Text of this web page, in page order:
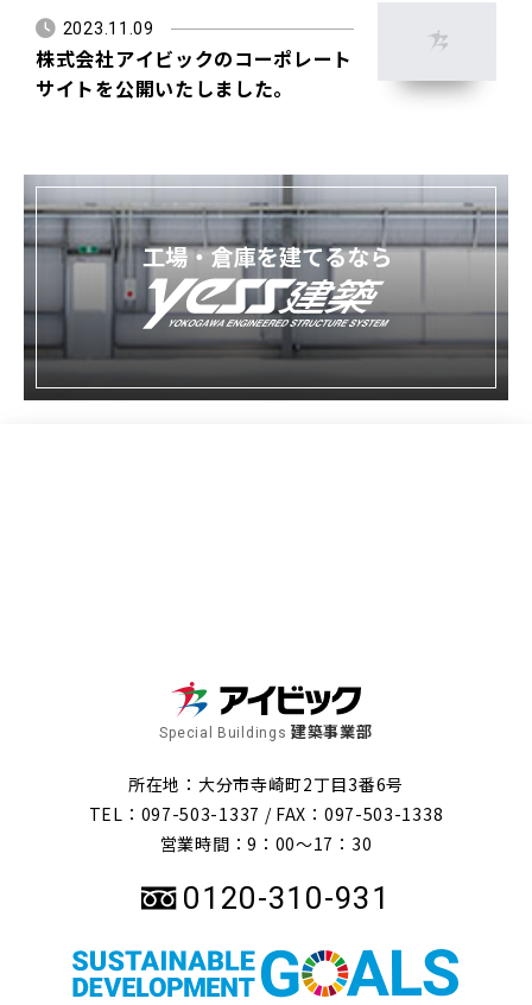
2023.11.09
株式会社アイビックのコーポレート
サイトを公開いたしました。
Special Buildings 建築事業部
所在地：大分市寺崎町2丁目3番6号
TEL：097-503-1337 / FAX：097-503-1338
営業時間：9：00～17：30
0120-310-931